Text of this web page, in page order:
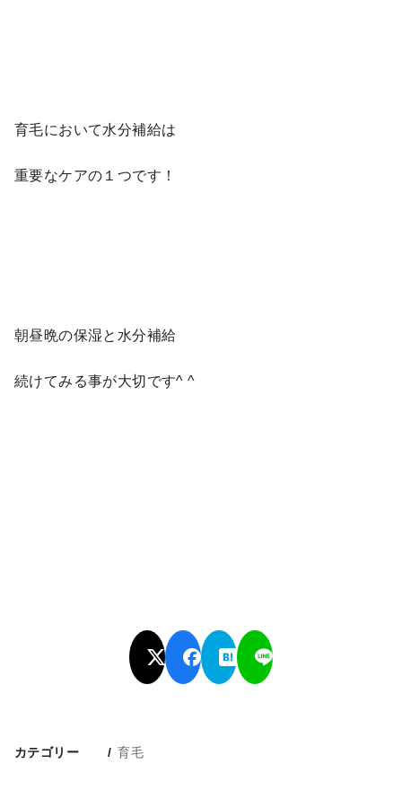
育毛において水分補給は
重要なケアの１つです！
朝昼晩の保湿と水分補給
続けてみる事が大切です^ ^
カテゴリー 育毛